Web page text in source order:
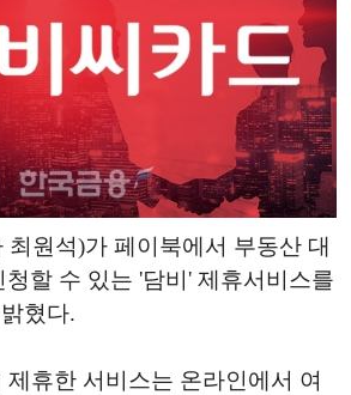
원석)가 페이북에서 부동산 대
청할 수 있는 '담비' 제휴서비스를
혔다.
휴한 서비스는 온라인에서 여